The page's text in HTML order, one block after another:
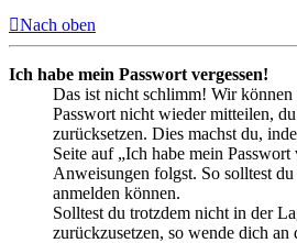
Nach oben
Ich habe mein Passwort vergessen!
Das ist nicht schlimm! Wir
Passwort nicht wieder mitteilen,
zurücksetzen. Dies machst du,
Seite auf „Ich habe mein
Anweisungen folgst. So solltest
anmelden können.
Solltest du trotzdem nicht in der
zurückzusetzen, so wende dich